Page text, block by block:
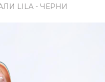
LILA - ЧЕРНИ